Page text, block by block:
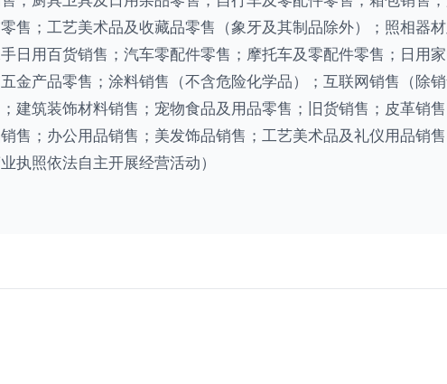
售；工艺美术品及收藏品零售（象牙及其制品除外）；照相器
日用百货销售；汽车零配件零售；摩托车及零配件零售；日用
金产品零售；涂料销售（不含危险化学品）；互联网销售（除
建筑装饰材料销售；宠物食品及用品零售；旧货销售；皮革销
售；办公用品销售；美发饰品销售；工艺美术品及礼仪用品销
执照依法自主开展经营活动）